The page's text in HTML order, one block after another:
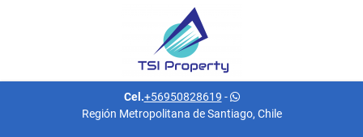
Cel.+56950828619 -
Región Metropolitana de Santiago, Chile